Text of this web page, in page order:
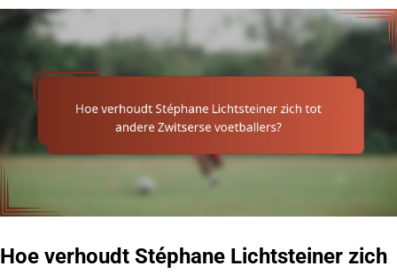
Hoe verhoudt Stéphane Lichtsteiner zich